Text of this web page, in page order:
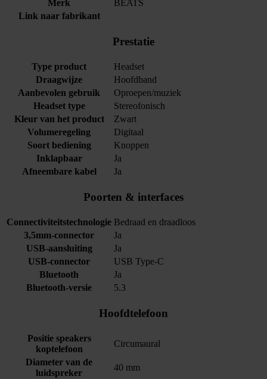
Merk
BEATS
Link naar fabrikant
Prestatie
Type product
Headset
Draagwijze
Hoofdband
Aanbevolen gebruik
Oproepen/muziek
Headset type
Stereofonisch
Kleur van het product
Zwart
Volumeregeling
Digitaal
Soort bediening
Knoppen
Inklapbaar
Ja
Afneembare kabel
Ja
Poorten & interfaces
Connectiviteitstechnologie Bedraad en draadloos
3,5mm-connector
Ja
USB-aansluiting
Ja
USB-connector
USB Type-C
Bluetooth
Ja
Bluetooth-versie
5.3
Hoofdtelefoon
Positie speakers
koptelefoon
Circumaural
Diameter van de
luidspreker
40 mm